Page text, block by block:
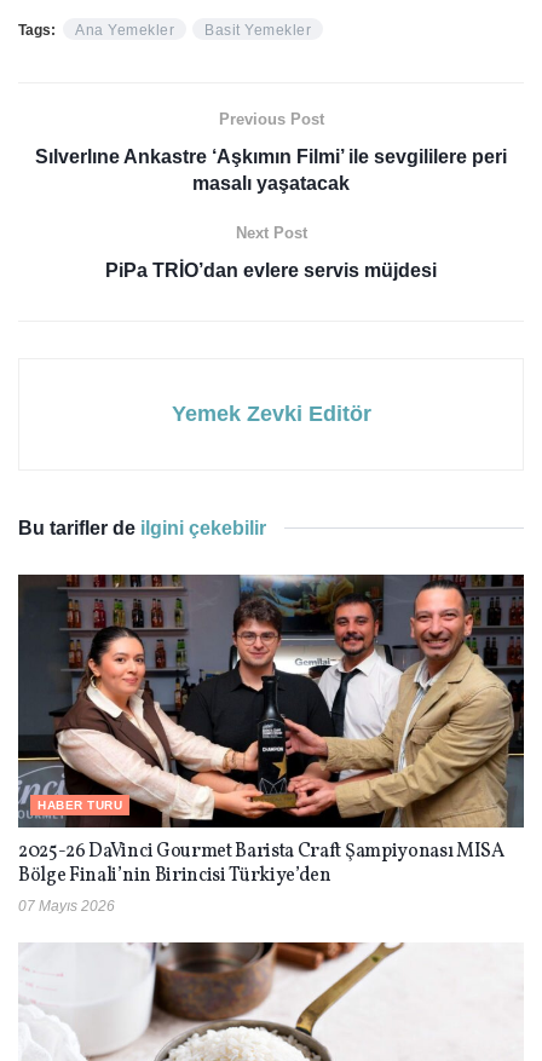
Tags: Ana Yemekler Basit Yemekler
Previous Post
Sılverlıne Ankastre ‘Aşkımın Filmi’ ile sevgililere peri
masalı yaşatacak
Next Post
PiPa TRİO’dan evlere servis müjdesi
Yemek Zevki Editör
Bu tarifler de ilgini çekebilir
HABER TURU
2025-26 DaVinci Gourmet Barista Craft Şampiyonası MISA
Bölge Finali’nin Birincisi Türkiye’den
07 Mayıs 2026